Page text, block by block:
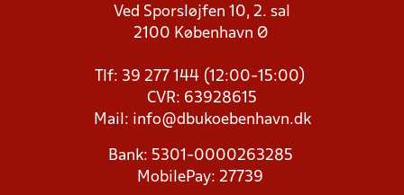
Ved Sporsløjfen 10, 2. sal
2100 København Ø
Tlf: 39 277 144 (12:00-15:00)
CVR: 63928615
Mail: info@dbukoebenhavn.dk
Bank: 5301-0000263285
MobilePay: 27739